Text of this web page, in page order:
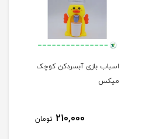
اسباب بازی آبسردکن کوچک
میکس
210,000 تومان